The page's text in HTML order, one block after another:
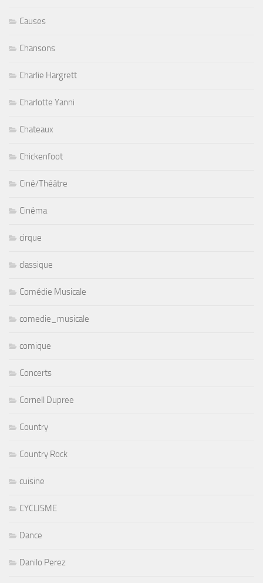
Causes
Chansons
Charlie Hargrett
Charlotte Yanni
Chateaux
Chickenfoot
Ciné/Théâtre
Cinéma
cirque
classique
Comédie Musicale
comedie_musicale
comique
Concerts
Cornell Dupree
Country
Country Rock
cuisine
CYCLISME
Dance
Danilo Perez